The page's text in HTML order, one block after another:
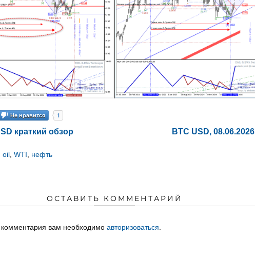
1
Не нравится
краткий обзор BTC USD, 08.06.2026
oil WTI нефть
ОСТАВИТЬ КОММЕНТАРИЙ
комментария вам необходимо авторизоваться